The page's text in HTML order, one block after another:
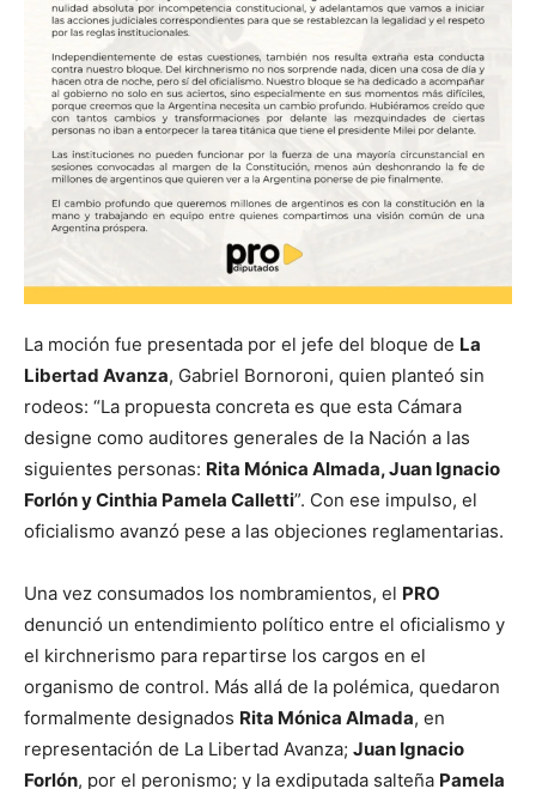
La moción fue presentada por el jefe del bloque de La
Libertad Avanza, Gabriel Bornoroni, quien planteó sin
rodeos: “La propuesta concreta es que esta Cámara
designe como auditores generales de la Nación a las
siguientes personas: Rita Mónica Almada, Juan Ignacio
Forlón y Cinthia Pamela Calletti”. Con ese impulso, el
oficialismo avanzó pese a las objeciones reglamentarias.
Una vez consumados los nombramientos, el PRO
denunció un entendimiento político entre el oficialismo y
el kirchnerismo para repartirse los cargos en el
organismo de control. Más allá de la polémica, quedaron
formalmente designados Rita Mónica Almada, en
representación de La Libertad Avanza; Juan Ignacio
Forlón, por el peronismo; y la exdiputada salteña Pamela